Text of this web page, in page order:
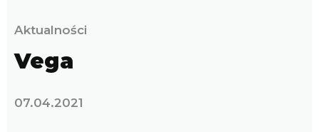
Aktualności
Vega
07.04.2021